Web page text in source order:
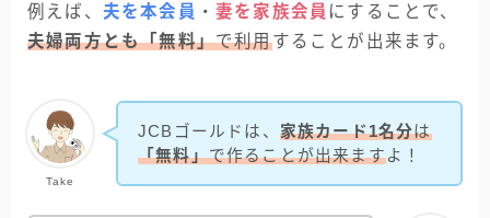
例えば、 夫を本会員 ・妻を家族会員 にすることで、
夫婦両方とも「無料」で利用することが出来ます。
Take
JCBゴールドは、 家族カード1名分は
「無料」で作ることが出来ますよ！